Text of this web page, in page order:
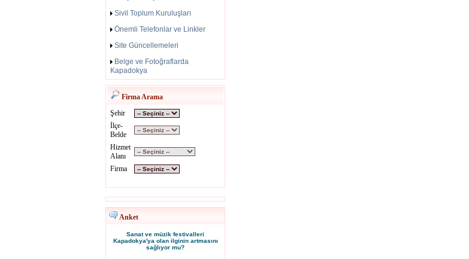
Sivil Toplum Kuruluşları
Önemli Telefonlar ve Linkler
Site Güncellemeleri
Belge ve Fotoğraflarda
Kapadokya
Firma Arama
Şehir
İlçe-
Belde
Hizmet
Alanı
Firma
Anket
Sanat ve müzik festivalleri
Kapadokya'ya olan ilginin artmasını
sağlıyor mu?